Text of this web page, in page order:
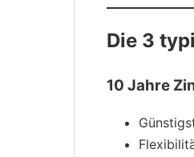
Die 3
10 Jahre